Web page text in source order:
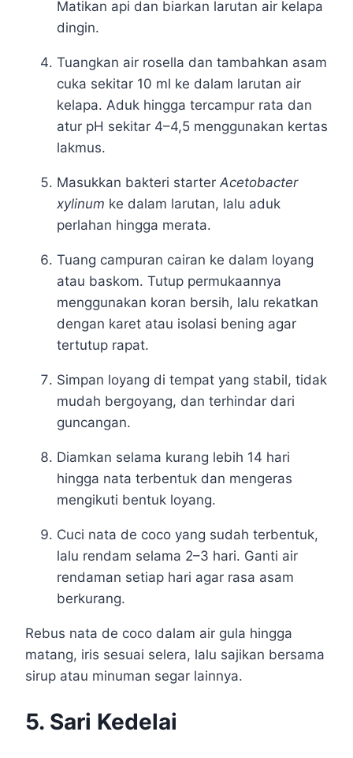
Matikan api dan biarkan larutan air kelapa
dingin.
Tuangkan air rosella dan tambahkan asam
cuka sekitar 10 ml ke dalam larutan air
kelapa. Aduk hingga tercampur rata dan
atur pH sekitar 4–4,5 menggunakan kertas
lakmus.
Masukkan bakteri starter Acetobacter
xylinum ke dalam larutan, lalu aduk
perlahan hingga merata.
Tuang campuran cairan ke dalam loyang
atau baskom. Tutup permukaannya
menggunakan koran bersih, lalu rekatkan
dengan karet atau isolasi bening agar
tertutup rapat.
Simpan loyang di tempat yang stabil, tidak
mudah bergoyang, dan terhindar dari
guncangan.
Diamkan selama kurang lebih 14 hari
hingga nata terbentuk dan mengeras
mengikuti bentuk loyang.
Cuci nata de coco yang sudah terbentuk,
lalu rendam selama 2–3 hari. Ganti air
rendaman setiap hari agar rasa asam
berkurang.
Rebus nata de coco dalam air gula hingga
matang, iris sesuai selera, lalu sajikan bersama
sirup atau minuman segar lainnya.
5. Sari Kedelai